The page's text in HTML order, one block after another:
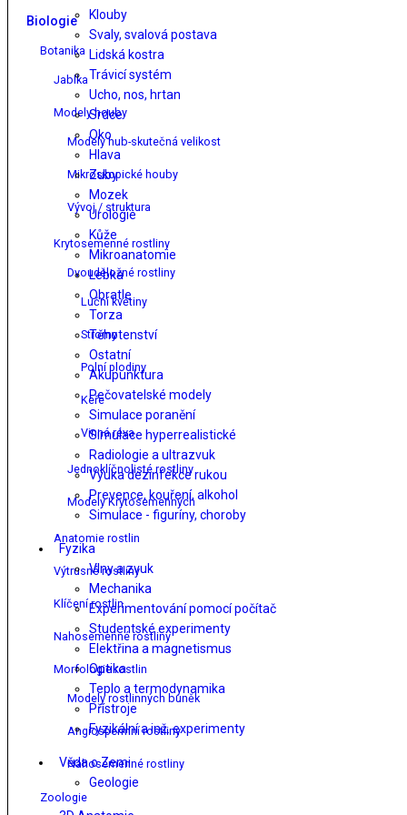
Klouby
Svaly, svalová postava
Lidská kostra
Trávicí systém
Ucho, nos, hrtan
Srdce
Oko
Hlava
Zuby
Mozek
Urologie
Kůže
Mikroanatomie
Lebka
Obratle
Torza
Těhotenství
Ostatní
Akupunktura
Pečovatelské modely
Simulace poranění
Simulace hyperrealistické
Radiologie a ultrazvuk
Výuka dezinfekce rukou
Prevence, kouření, alkohol
Simulace - figuríny, choroby
Fyzika
Vlny a zvuk
Mechanika
Experimentování pomocí počítač
Studentské experimenty
Elektřina a magnetismus
Optika
Teplo a termodynamika
Přístroje
Fyzikální a inž. experimenty
Věda o Zemi
Geologie
Biologie
Botanika
Jablka
Modely houby
Modely hub-skutečná velikost
Mikroskopické houby
Vývoj / struktura
Krytosemenné rostliny
Dvouděložné rostliny
Luční květiny
Stromy
Polní plodiny
Keře
Vinná réva
Jednoklíčnolisté rostliny
Modely Krytosemenných
Anatomie rostlin
Výtrusné rostliny
Klíčení rostlin
Nahosemenné rostliny
Morfologie rostlin
Modely rostlinných buněk
Angiospermní rostliny
Nahosemenné rostliny
Zoologie